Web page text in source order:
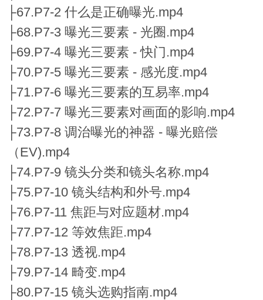
├67.P7-2 什么是正确曝光.mp4
├68.P7-3 曝光三要素 - 光圈.mp4
├69.P7-4 曝光三要素 - 快门.mp4
├70.P7-5 曝光三要素 - 感光度.mp4
├71.P7-6 曝光三要素的互易率.mp4
├72.P7-7 曝光三要素对画面的影响.mp4
├73.P7-8 调治曝光的神器 - 曝光赔偿
（EV).mp4
├74.P7-9 镜头分类和镜头名称.mp4
├75.P7-10 镜头结构和外号.mp4
├76.P7-11 焦距与对应题材.mp4
├77.P7-12 等效焦距.mp4
├78.P7-13 透视.mp4
├79.P7-14 畸变.mp4
├80.P7-15 镜头选购指南.mp4